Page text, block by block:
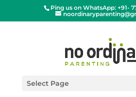
Ping us on WhatsApp: +91-
Select Page